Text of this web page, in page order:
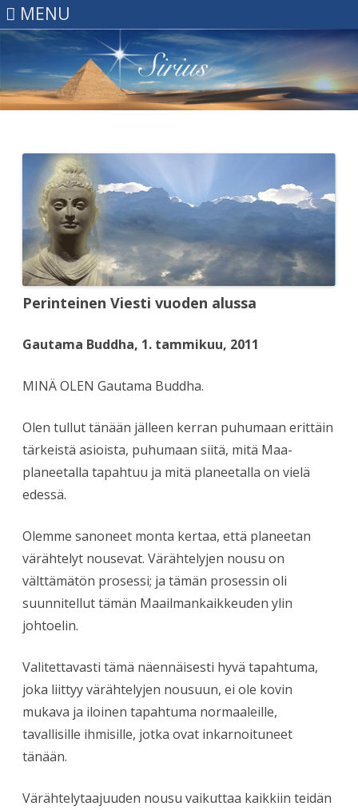
MENU
Perinteinen Viesti vuoden alussa
Gautama Buddha, 1. tammikuu, 2011
MINÄ OLEN Gautama Buddha.
Olen tullut tänään jälleen kerran puhumaan erittäin
tärkeistä asioista, puhumaan siitä, mitä Maa-
planeetalla tapahtuu ja mitä planeetalla on vielä
edessä.
Olemme sanoneet monta kertaa, että planeetan
värähtelyt nousevat. Värähtelyjen nousu on
välttämätön prosessi; ja tämän prosessin oli
suunnitellut tämän Maailmankaikkeuden ylin
johtoelin.
Valitettavasti tämä näennäisesti hyvä tapahtuma,
joka liittyy värähtelyjen nousuun, ei ole kovin
mukava ja iloinen tapahtuma normaaleille,
tavallisille ihmisille, jotka ovat inkarnoituneet
tänään.
Värähtelytaajuuden nousu vaikuttaa kaikkiin teidän